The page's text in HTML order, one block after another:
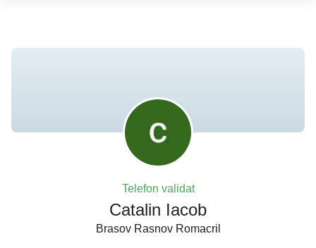
Telefon validat
Catalin Iacob
Brasov Rasnov Romacril